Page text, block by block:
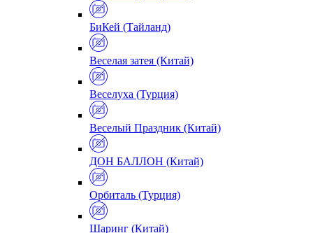
БиКей (Тайланд)
Веселая затея (Китай)
Веселуха (Турция)
Веселый Праздник (Китай)
ДОН БАЛЛОН (Китай)
Орбиталь (Турция)
Шаринг (Китай)